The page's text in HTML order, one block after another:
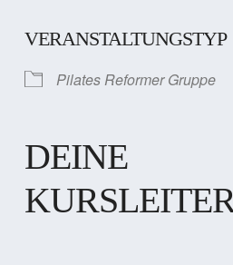
VERANSTALTUNGSTYP
Pilates Reformer Gruppe
DEINE